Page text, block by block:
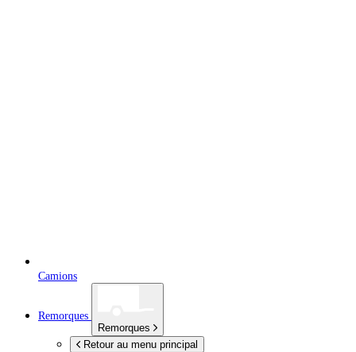
Camions
Remorques
Remorques
Retour au menu principal